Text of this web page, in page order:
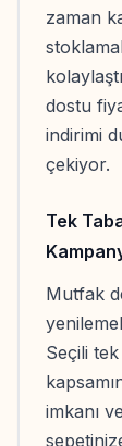
zaman
dostu
indirimi
çekiyor.
Tek
Mutfak
Seçili
imkanı